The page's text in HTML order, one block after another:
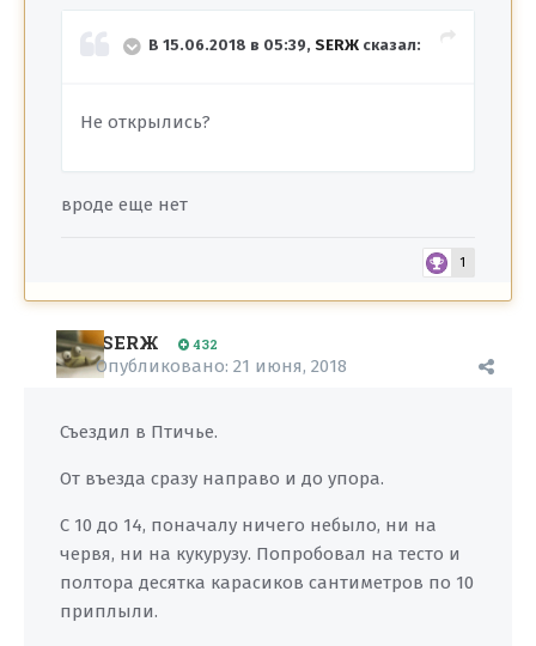
В 15.06.2018 в 05:39, SERЖ сказал:
Не открылись?
вроде еще нет
1
SERЖ 432
Опубликовано: 21 июня, 2018
Съездил в Птичье.
От въезда сразу направо и до упора.
С 10 до 14, поначалу ничего небыло, ни на
червя, ни на кукурузу. Попробовал на тесто и
полтора десятка карасиков сантиметров по 10
приплыли.